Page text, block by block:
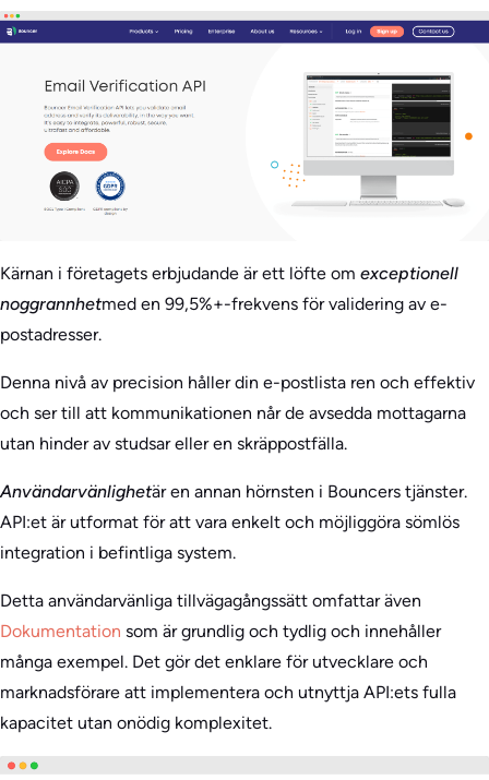
Kärnan i företagets erbjudande är ett löfte om exceptionell
noggrannhetmed en 99,5%+-frekvens för validering av e-
postadresser.
Denna nivå av precision håller din e-postlista ren och effektiv
och ser till att kommunikationen når de avsedda mottagarna
utan hinder av studsar eller en skräppostfälla.
Användarvänlighetär en annan hörnsten i Bouncers tjänster.
API:et är utformat för att vara enkelt och möjliggöra sömlös
integration i befintliga system.
Detta användarvänliga tillvägagångssätt omfattar även
Dokumentation som är grundlig och tydlig och innehåller
många exempel. Det gör det enklare för utvecklare och
marknadsförare att implementera och utnyttja API:ets fulla
kapacitet utan onödig komplexitet.